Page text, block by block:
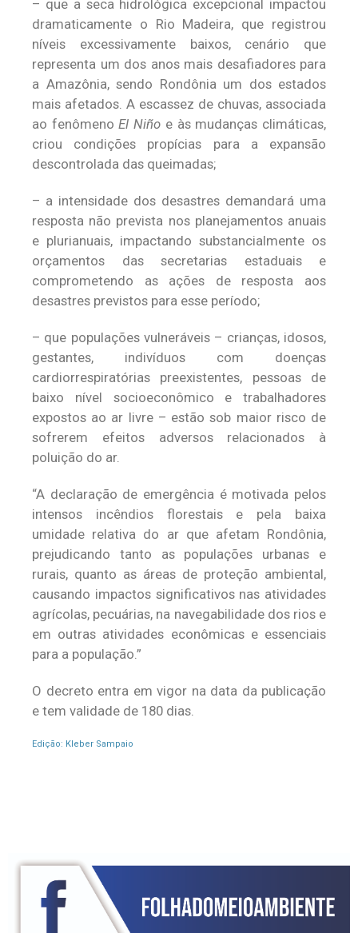
– que a seca hidrológica excepcional impactou
dramaticamente o Rio Madeira, que registrou
níveis excessivamente baixos, cenário que
representa um dos anos mais desafiadores para
a Amazônia, sendo Rondônia um dos estados
mais afetados. A escassez de chuvas, associada
ao fenômenoEl Niño e às mudanças climáticas,
criou condições propícias para a expansão
descontrolada das queimadas;
– a intensidade dos desastres demandará uma
resposta não prevista nos planejamentos anuais
e plurianuais, impactando substancialmente os
orçamentos das secretarias estaduais e
comprometendo as ações de resposta aos
desastres previstos para esse período;
– que populações vulneráveis – crianças, idosos,
gestantes, indivíduos com doenças
cardiorrespiratórias preexistentes, pessoas de
baixo nível socioeconômico e trabalhadores
expostos ao ar livre – estão sob maior risco de
sofrerem efeitos adversos relacionados à
poluição do ar.
“A declaração de emergência é motivada pelos
intensos incêndios florestais e pela baixa
umidade relativa do ar que afetam Rondônia,
prejudicando tanto as populações urbanas e
rurais, quanto as áreas de proteção ambiental,
causando impactos significativos nas atividades
agrícolas, pecuárias, na navegabilidade dos rios e
em outras atividades econômicas e essenciais
para a população.”
O decreto entra em vigor na data da publicação
e tem validade de 180 dias.
Edição: Kleber Sampaio